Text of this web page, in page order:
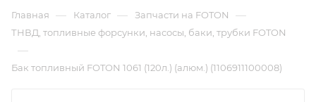
Главная — Каталог — Запчасти на FOTON —
ТНВД, топливные форсунки, насосы, баки, трубки FOTON
—
Бак топливный FOTON 1061 (120л.) (алюм.) (1106911100008)